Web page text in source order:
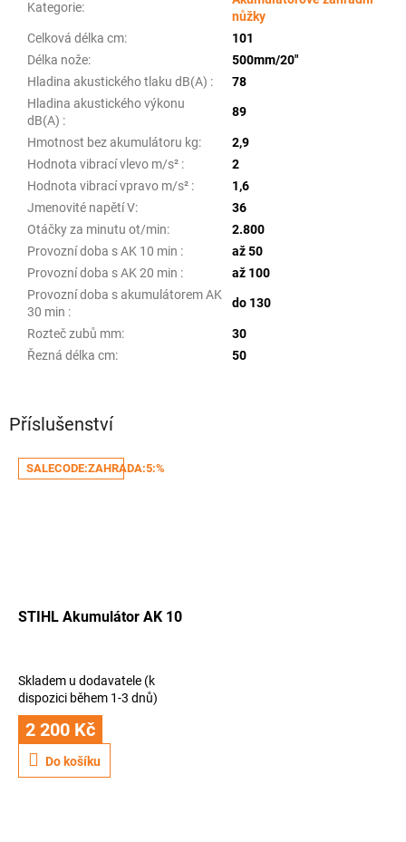
Příslušenství
SALECODE:ZAHRADA:5:%
STIHL Akumulátor AK 10
Skladem u dodavatele (k
dispozici během 1-3 dnů)
2 200 Kč
Do košíku
Kategorie:
nůžky
Celková délka cm:
101
Délka nože:
500mm/20"
Hladina akustického tlaku dB(A) :
78
Hladina akustického výkonu
dB(A) :
89
Hmotnost bez akumulátoru kg:
2,9
Hodnota vibrací vlevo m/s² :
2
Hodnota vibrací vpravo m/s² :
1,6
Jmenovité napětí V:
36
Otáčky za minutu ot/min:
2.800
Provozní doba s AK 10 min :
až 50
Provozní doba s AK 20 min :
až 100
Provozní doba s akumulátorem AK
30 min :
do 130
Rozteč zubů mm:
30
Řezná délka cm: 50